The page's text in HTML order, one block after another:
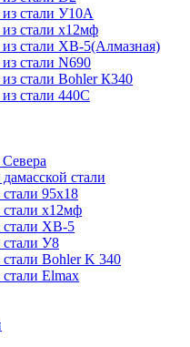
стали У10А
стали х12мф
стали ХВ-5(Алмазная)
стали N690
стали Bohler К340
стали 440С
стали
95х18
х12мф
ХВ-5
У8
Bohler K 340
Elmax